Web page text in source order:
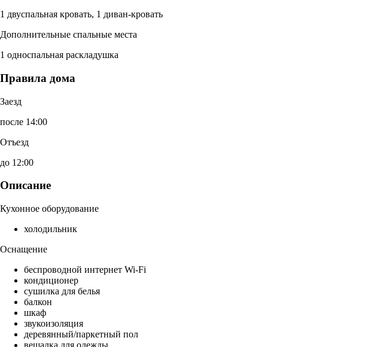
1 двуспальная кровать, 1 диван-кровать
Дополнительные спальные места
1 односпальная раскладушка
Правила дома
Заезд
после 14:00
Отъезд
до 12:00
Описание
Кухонное оборудование
холодильник
Оснащение
беспроводной интернет Wi-Fi
кондиционер
сушилка для белья
балкон
шкаф
звукоизоляция
деревянный/паркетный пол
вешалка для одежды